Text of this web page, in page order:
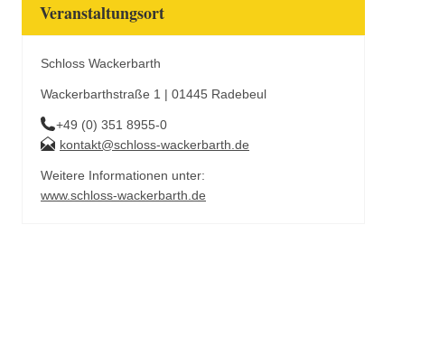
Veranstaltungsort
Schloss Wackerbarth
Wackerbarthstraße 1 | 01445 Radebeul
+49 (0) 351 8955-0
kontakt@schloss-wackerbarth.de
Weitere Informationen unter:
www.schloss-wackerbarth.de